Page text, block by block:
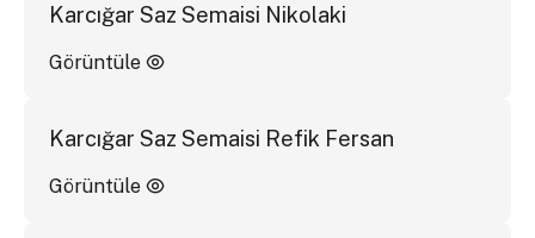
Karcığar Saz Semaisi Nikolaki
Görüntüle
Karcığar Saz Semaisi Refik Fersan
Görüntüle